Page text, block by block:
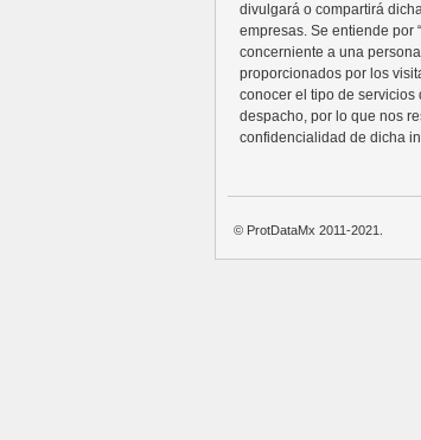
divulgará o compartirá
empresas. Se entiende por
concerniente a una
proporcionados por los
conocer el tipo de servicios
despacho, por lo que nos
confidencialidad de dicha
© ProtDataMx 2011-2021.